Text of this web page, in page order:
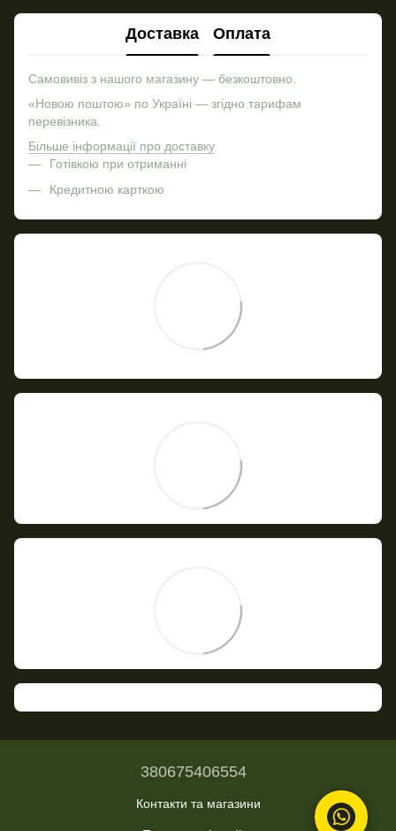
Доставка Оплата
Самовивіз з нашого магазину — безкоштовно.
«Новою поштою» по Україні — згідно тарифам
перевізника.
Більше інформації про доставку
Готівкою при отриманні
Кредитною карткою
380675406554
Контакти та магазини